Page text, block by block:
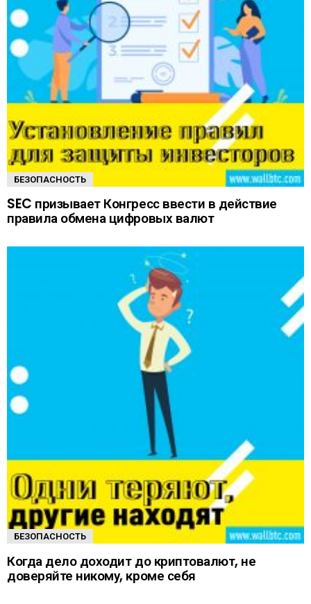
БЕЗОПАСНОСТЬ
SEC призывает Конгресс ввести в действие
правила обмена цифровых валют
БЕЗОПАСНОСТЬ
Когда дело доходит до криптовалют, не
доверяйте никому, кроме себя